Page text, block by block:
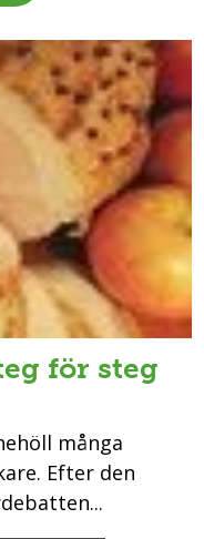
för steg
många
Efter den